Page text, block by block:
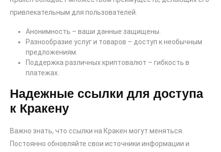
привлекательным для пользователей.
Анонимность – ваши данные защищены.
Разнообразие услуг и товаров – доступ к необычным
предложениям.
Поддержка различных криптовалют – гибкость в
платежах.
Надежные ссылки для доступа
к Кракену
Важно знать, что ссылки на Кракен могут меняться.
Постоянно обновляйте свои источники информации и